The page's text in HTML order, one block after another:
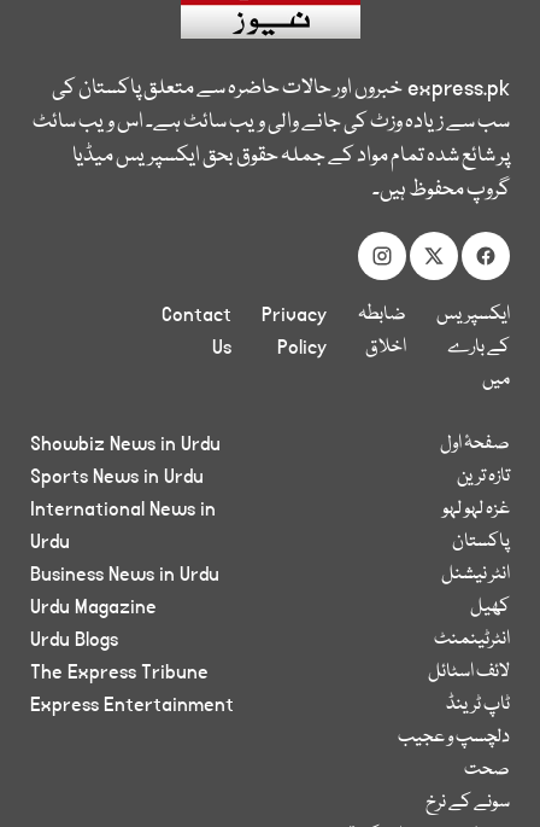
express.pkخبروں اور حالات حاضرہ سے متعلق پاکستان کی
سب سے زیادہ وزٹ کی جانے والی ویب سائٹ ہے۔ اس ویب سائٹ
پر شائع شدہ تمام مواد کے جملہ حقوق بحق ایکسپریس میڈیا
گروپ محفوظ ہیں۔
ایکسپریس
کے بارے
میں
ضابطہ
اخلاق
Privacy
Policy
Contact
Us
صفحۂ اول
تازہ ترین
غزہ لہو لہو
پاکستان
انٹر نیشنل
کھیل
انٹرٹینمنٹ
لائف اسٹائل
ٹاپ ٹرینڈ
دلچسپ و عجیب
صحت
سونے کے نرخ
Showbiz News in Urdu
Sports News in Urdu
International News in
Urdu
Business News in Urdu
Urdu Magazine
Urdu Blogs
The Express Tribune
Express Entertainment